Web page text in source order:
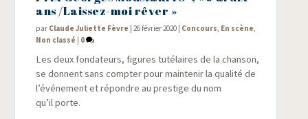
ans /​Laissez-moi rêver »
par Claude Juliette Fèvre |26 février 2020 | Concours En scène
Non classé | 0
Les deux fon­da­teurs, figures tuté­laires de la chan­son,
se donnent sans comp­ter pour main­te­nir la qua­li­té de
l’événement et répondre au pres­tige du nom
qu’il porte.